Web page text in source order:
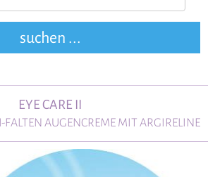
EYE CARE II
AUGENCREME MIT ARGIRELINE